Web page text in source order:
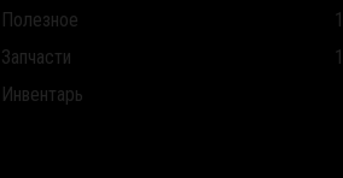
Полезное
Запчасти
Инвентарь